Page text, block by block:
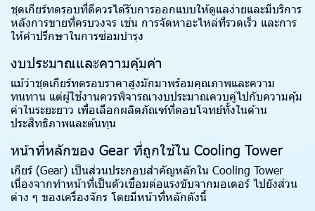
ชุดเกียร์ทดรอบที่ดีควรได้รับการออกแบบให้ดูแลง่ายและมีบริการ
หลังการขายที่ครบวงจร เช่น การจัดหาอะไหล่ที่รวดเร็ว และการ
ให้คำปรึกษาในการซ่อมบำรุง
งบประมาณและความคุ้มค่า
แม้ว่าชุดเกียร์ทดรอบราคาสูงมักมาพร้อมคุณภาพและความ
ทนทาน แต่ผู้ใช้งานควรพิจารณางบประมาณควบคู่ไปกับความคุ้ม
ค่าในระยะยาว เพื่อเลือกผลิตภัณฑ์ที่ตอบโจทย์ทั้งในด้าน
ประสิทธิภาพและต้นทุน
หน้าที่หลักของ Gear ที่ถูกใช้ใน Cooling Tower
เกียร์ (Gear) เป็นส่วนประกอบสำคัญหลักใน Cooling Tower
เนื่องจากทำหน้าที่เป็นตัวเชื่อมต่อแรงขับจากมอเตอร์ ไปยังส่วน
ต่าง ๆ ของเครื่องจักร โดยมีหน้าที่หลักดังนี้